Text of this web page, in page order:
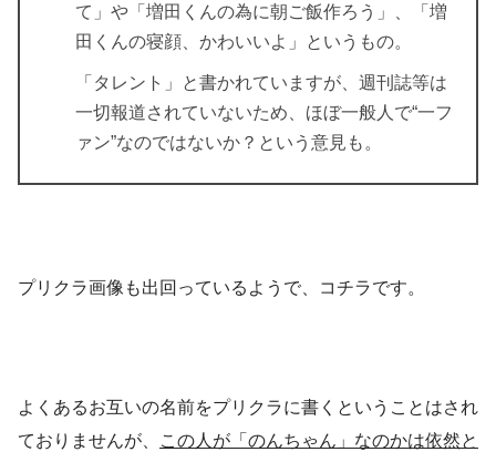
て」や「増田くんの為に朝ご飯作ろう」、「増
田くんの寝顔、かわいいよ」というもの。
「タレント」と書かれていますが、週刊誌等は
一切報道されていないため、ほぼ一般人で“一フ
ァン”なのではないか？という意見も。
プリクラ画像 も出回っているようで、コチラです。
よくあるお互いの名前をプリクラに書くということはされ
ておりませんが、
この人が「のんちゃん」なのかは依然と